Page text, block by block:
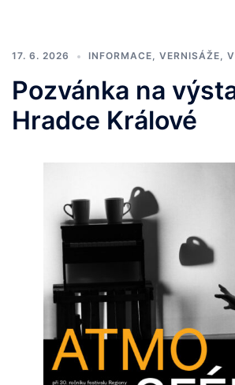
17. 6. 2026 INFORMACE, VERNISÁŽE,
Pozvánka na
Hradce Králové